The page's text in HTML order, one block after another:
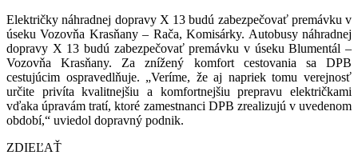
Električky náhradnej dopravy X 13 budú zabezpečovať premávku v
úseku Vozovňa Krasňany – Rača, Komisárky. Autobusy náhradnej
dopravy X 13 budú zabezpečovať premávku v úseku Blumentál –
Vozovňa Krasňany. Za znížený komfort cestovania sa DPB
cestujúcim ospravedlňuje. „Veríme, že aj napriek tomu verejnosť
určite privíta kvalitnejšiu a komfortnejšiu prepravu električkami
vďaka úpravám tratí, ktoré zamestnanci DPB zrealizujú v uvedenom
období,“ uviedol dopravný podnik.
ZDIEĽAŤ